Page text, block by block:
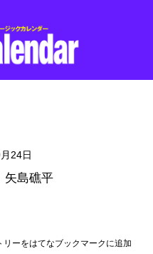
24日
矢島礁平